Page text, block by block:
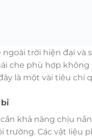
ngoài trời hiện đại và
che phù hợp không
là một vài tiêu chí
khả năng chịu
trường. Các vật liệu